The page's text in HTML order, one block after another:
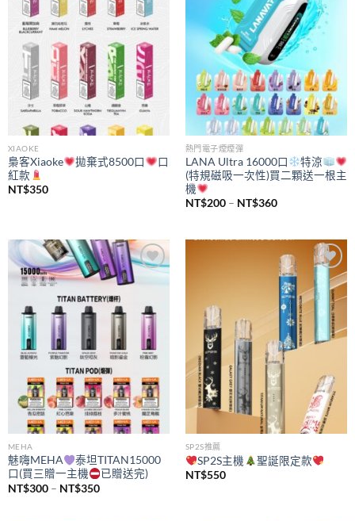
XIAOKE
梟客Xiaoke 拋棄式8500口
口
紅款
NT$350
熱門電子煙煙彈
LANA Ultra 16000口
特涼
(特規磁吸一次性)買二顆送一根主
機
NT$200 – NT$360價
NT$200
到
NT$360
Add to
MEHA
魅嗨MEHA
泰坦TITAN15000
口(買三贈一主機
已贈送完)
NT$300 – NT$350價
Add to
wishlist
SP2S推薦
SP2S主機
聖誕限定款
NT$550